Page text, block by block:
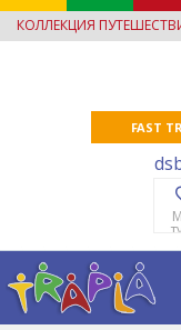
КОЛЛЕКЦИЯ
FAST